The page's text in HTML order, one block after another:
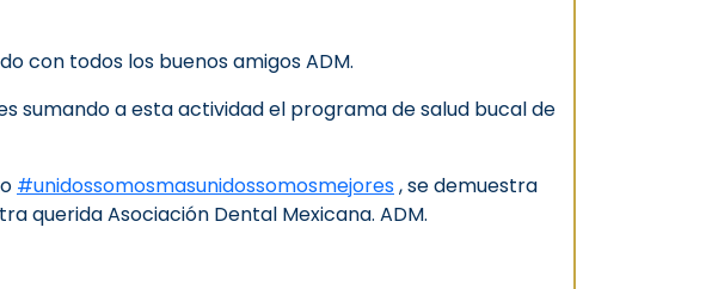
con todos los buenos amigos ADM.
sumando a esta actividad el programa de salud bucal de
#unidossomosmasunidossomosmejores, se demuestra
querida Asociación Dental Mexicana. ADM.